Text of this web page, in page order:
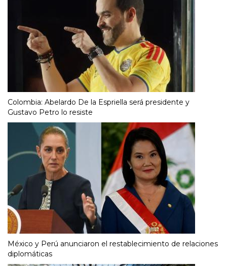
Colombia: Abelardo De la Espriella será presidente y
Gustavo Petro lo resiste
México y Perú anunciaron el restablecimiento de relaciones
diplomáticas